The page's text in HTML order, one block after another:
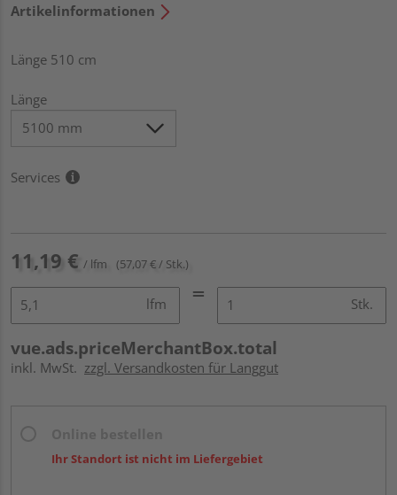
Artikelinformationen
Länge 510 cm
Länge
Services
11,19 € / lfm (57,07 € / Stk.)
lfm Stk.
vue.ads.priceMerchantBox.total
inkl. MwSt. zzgl. Versandkosten für Langgut
Ihr Standort ist nicht im Liefergebiet